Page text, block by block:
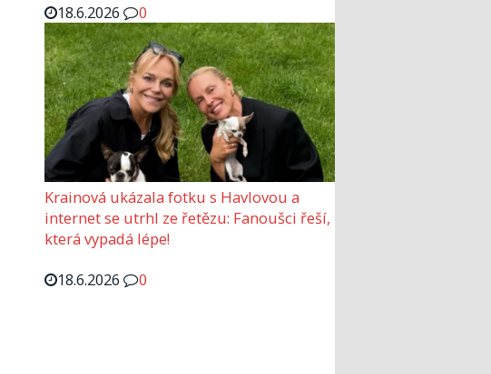
18.6.2026
0
Krainová ukázala fotku s Havlovou a
internet se utrhl ze řetězu: Fanoušci řeší,
která vypadá lépe!
18.6.2026
0